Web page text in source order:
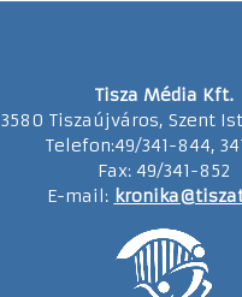
Tisza Média Kft.
3580 Tiszaújváros, Szent
Telefon:49/341-844,
Fax: 49/341-852
E-mail: